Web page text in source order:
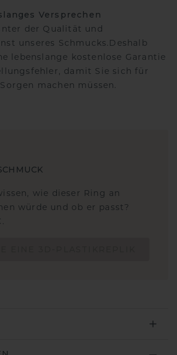
Versprechen
der Qualität und
unseres Schmucks.Deshalb
lebenslange kostenlose Garantie
damit Sie sich für
machen müssen.
wie dieser Ring an
würde und ob er passt?